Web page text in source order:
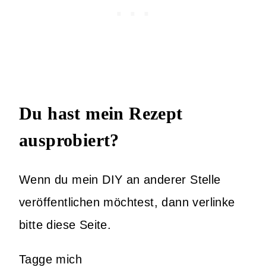
Du hast mein Rezept
ausprobiert?
Wenn du mein DIY an anderer Stelle
veröffentlichen möchtest, dann verlinke
bitte diese Seite.
Tagge mich